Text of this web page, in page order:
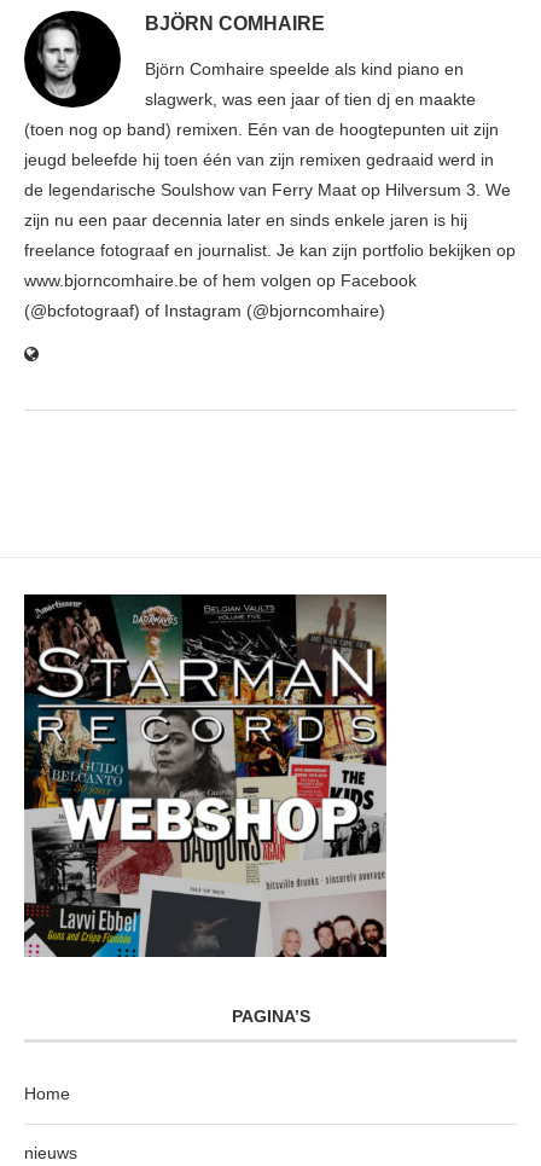
BJÖRN COMHAIRE
Björn Comhaire speelde als kind piano en
slagwerk, was een jaar of tien dj en maakte
(toen nog op band) remixen. Eén van de hoogtepunten uit zijn
jeugd beleefde hij toen één van zijn remixen gedraaid werd in
de legendarische Soulshow van Ferry Maat op Hilversum 3. We
zijn nu een paar decennia later en sinds enkele jaren is hij
freelance fotograaf en journalist. Je kan zijn portfolio bekijken op
www.bjorncomhaire.be of hem volgen op Facebook
(@bcfotograaf) of Instagram (@bjorncomhaire)
PAGINA’S
Home
nieuws